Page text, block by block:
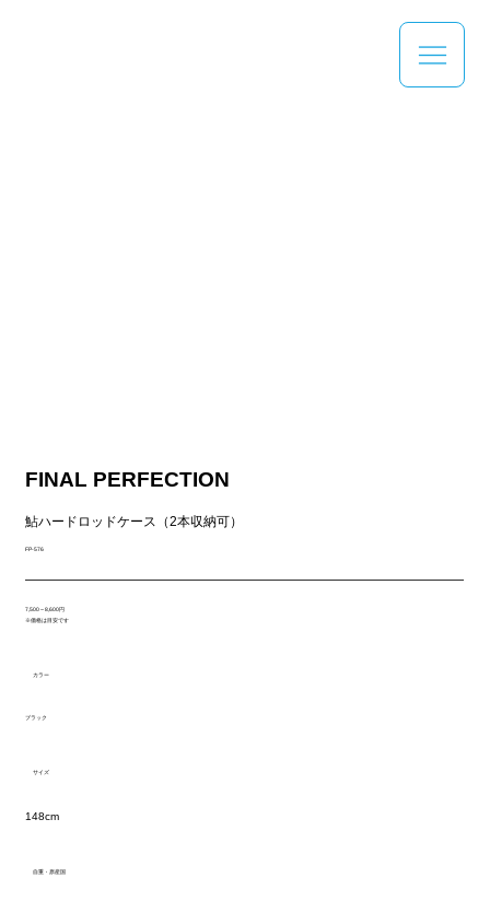
FINAL PERFECTION
鮎ハードロッドケース（2本収納可）
FP-576
7,500～8,600円
※価格は目安です
カラー
ブラック
サイズ
148cm
自重・原産国